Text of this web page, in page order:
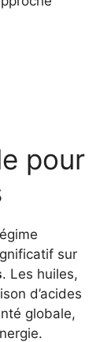
pour
sur
. Les huiles,
d’acides
globale,